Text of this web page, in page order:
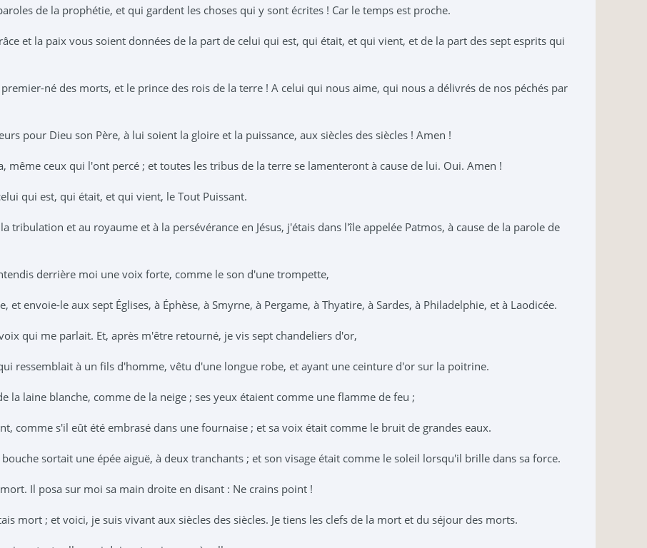
de la prophétie, et qui gardent les choses qui y sont écrites ! Car le temps est proche.
et la paix vous soient données de la part de celui qui est, qui était, et qui vient, et de la part des sept esprits qui
né des morts, et le prince des rois de la terre ! A celui qui nous aime, qui nous a délivrés de nos péchés par
pour Dieu son Père, à lui soient la gloire et la puissance, aux siècles des siècles ! Amen !
même ceux qui l'ont percé ; et toutes les tribus de la terre se lamenteront à cause de lui. Oui. Amen !
qui est, qui était, et qui vient, le Tout Puissant.
tribulation et au royaume et à la persévérance en Jésus, j'étais dans l'île appelée Patmos, à cause de la parole de
derrière moi une voix forte, comme le son d'une trompette,
envoie-le aux sept Églises, à Éphèse, à Smyrne, à Pergame, à Thyatire, à Sardes, à Philadelphie, et à Laodicée.
qui me parlait. Et, après m'être retourné, je vis sept chandeliers d'or,
ressemblait à un fils d'homme, vêtu d'une longue robe, et ayant une ceinture d'or sur la poitrine.
la laine blanche, comme de la neige ; ses yeux étaient comme une flamme de feu ;
comme s'il eût été embrasé dans une fournaise ; et sa voix était comme le bruit de grandes eaux.
sortait une épée aiguë, à deux tranchants ; et son visage était comme le soleil lorsqu'il brille dans sa force.
Il posa sur moi sa main droite en disant : Ne crains point !
mort ; et voici, je suis vivant aux siècles des siècles. Je tiens les clefs de la mort et du séjour des morts.